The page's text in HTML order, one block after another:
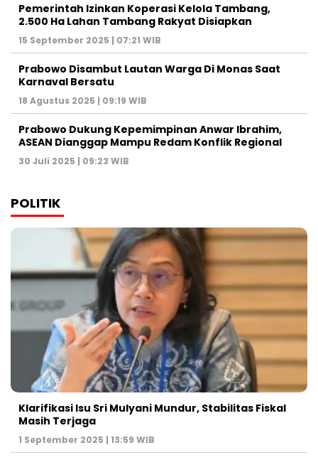
Pemerintah Izinkan Koperasi Kelola Tambang,
2.500 Ha Lahan Tambang Rakyat Disiapkan
15 September 2025 | 07:21 WIB
Prabowo Disambut Lautan Warga Di Monas Saat
Karnaval Bersatu
18 Agustus 2025 | 09:19 WIB
Prabowo Dukung Kepemimpinan Anwar Ibrahim,
ASEAN Dianggap Mampu Redam Konflik Regional
30 Juli 2025 | 09:23 WIB
POLITIK
Klarifikasi Isu Sri Mulyani Mundur, Stabilitas Fiskal
Masih Terjaga
1 September 2025 | 13:59 WIB